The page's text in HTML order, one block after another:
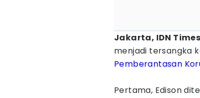
Jakarta, IDN Times
menjadi tersangka
Pemberantasan
Pertama, Edison